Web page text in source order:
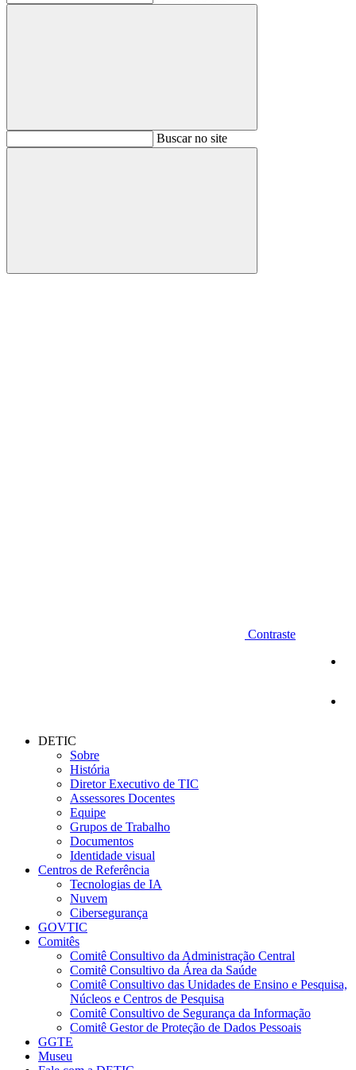
BuscarBuscar no site
Buscar
Contraste
DETIC
Sobre
História
Diretor Executivo de TIC
Assessores Docentes
Equipe
Grupos de Trabalho
Documentos
Identidade visual
Centros de Referência
Tecnologias de IA
Nuvem
Cibersegurança
GOVTIC
Comitês
Comitê Consultivo da Administração Central
Comitê Consultivo da Área da Saúde
Comitê Consultivo das Unidades de Ensino e Pesquisa,
Núcleos e Centros de Pesquisa
Comitê Consultivo de Segurança da Informação
Comitê Gestor de Proteção de Dados Pessoais
GGTE
Museu